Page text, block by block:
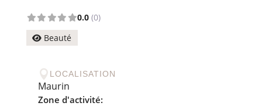
0.0 (0)
Beauté
 LOCALISATION
Maurin
Zone d'activité: